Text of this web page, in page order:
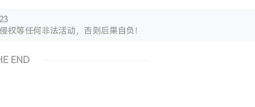
等任何非法活动，否则后果自负！
END